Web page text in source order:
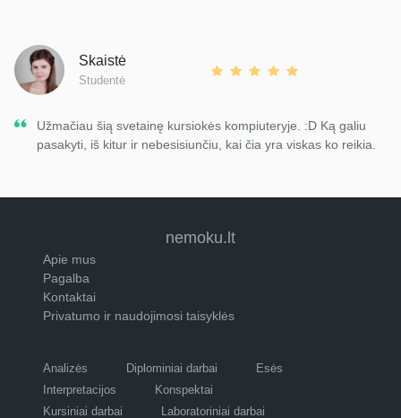
Skaistė
Studentė
Užmačiau šią svetainę kursiokės kompiuteryje. :D Ką galiu
pasakyti, iš kitur ir nebesisiunčiu, kai čia yra viskas ko reikia.
nemoku.lt
Apie mus
Pagalba
Kontaktai
Privatumo ir naudojimosi taisyklės
Analizės Diplominiai darbai
Esės
Interpretacijos
Konspektai
Kursiniai darbai
Laboratoriniai darbai